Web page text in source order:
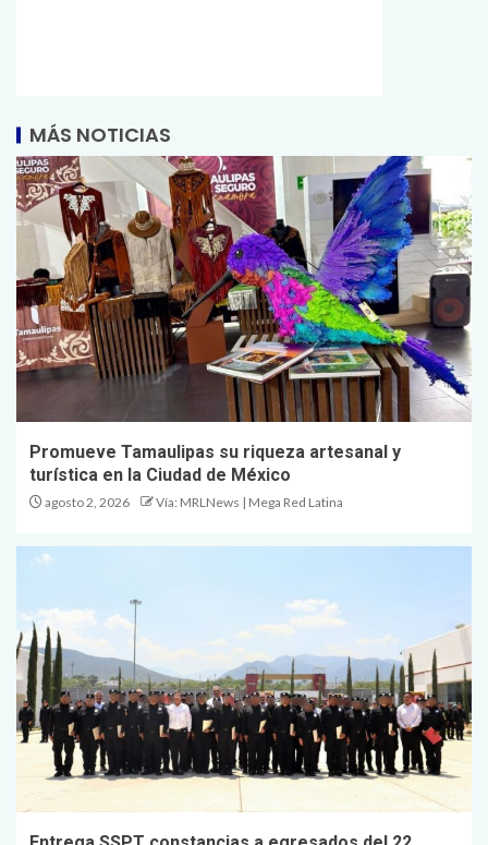
MÁS NOTICIAS
Promueve Tamaulipas su riqueza artesanal y
turística en la Ciudad de México
agosto 2, 2026 Vía: MRLNews | Mega Red Latina